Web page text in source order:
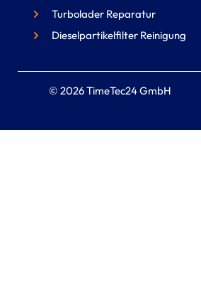
Turbolader Reparatur
Dieselpartikelfilter Reinigung
© 2026 TimeTec24 GmbH